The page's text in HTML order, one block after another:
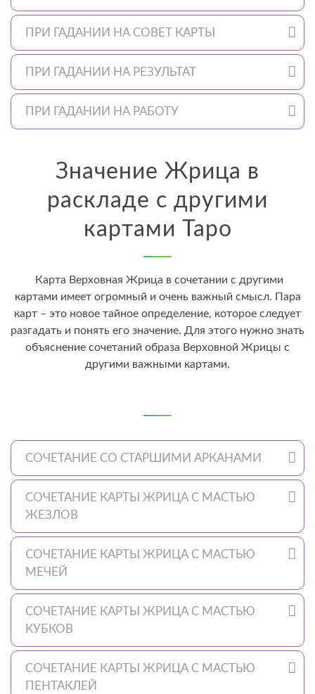
ПРИ ГАДАНИИ НА СОВЕТ КАРТЫ
ПРИ ГАДАНИИ НА РЕЗУЛЬТАТ
ПРИ ГАДАНИИ НА РАБОТУ
Значение Жрица в
раскладе с другими
картами Таро
Карта Верховная Жрица в сочетании с другими
картами имеет огромный и очень важный смысл. Пара
карт – это новое тайное определение, которое следует
разгадать и понять его значение. Для этого нужно знать
объяснение сочетаний образа Верховной Жрицы с
другими важными картами.
СОЧЕТАНИЕ СО СТАРШИМИ АРКАНАМИ
СОЧЕТАНИЕ КАРТЫ ЖРИЦА С МАСТЬЮ
ЖЕЗЛОВ
СОЧЕТАНИЕ КАРТЫ ЖРИЦА С МАСТЬЮ
МЕЧЕЙ
СОЧЕТАНИЕ КАРТЫ ЖРИЦА С МАСТЬЮ
КУБКОВ
СОЧЕТАНИЕ КАРТЫ ЖРИЦА С МАСТЬЮ
ПЕНТАКЛЕЙ